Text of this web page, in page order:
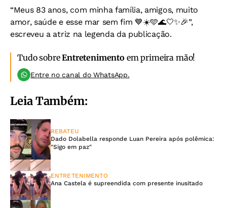
“Meus 83 anos, com minha família, amigos, muito
amor, saúde e esse mar sem fim 💙☀️🩵🌊🤍✨🎉”,
escreveu a atriz na legenda da publicação.
Tudo sobreEntretenimento em primeira mão!
Entre no canal do WhatsApp.
Leia Também:
REBATEU
Dado Dolabella responde Luan Pereira após polêmica:
"Sigo em paz"
ENTRETENIMENTO
Ana Castela é supreendida com presente inusitado